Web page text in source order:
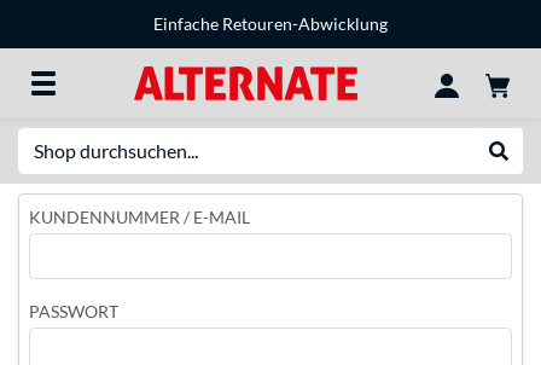
Einfache Retouren-Abwicklung
KUNDENNUMMER / E-MAIL
PASSWORT